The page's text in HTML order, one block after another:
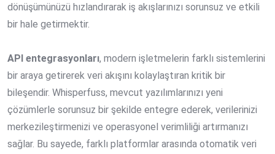
dönüşümünüzü hızlandırarak iş akışlarınızı sorunsuz ve etkili
bir hale getirmektir.
API entegrasyonları, modern işletmelerin farklı sistemlerini
bir araya getirerek veri akışını kolaylaştıran kritik bir
bileşendir. Whisperfuss, mevcut yazılımlarınızı yeni
çözümlerle sorunsuz bir şekilde entegre ederek, verilerinizi
merkezileştirmenizi ve operasyonel verimliliği artırmanızı
sağlar. Bu sayede, farklı platformlar arasında otomatik veri